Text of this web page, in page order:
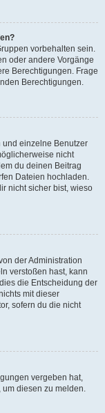
vorbehalten sein.
oder andere Vorgänge
Berechtigungen. Frage
Berechtigungen.
und einzelne Benutzer
nicht
du deinen Beitrag
Dateien hochladen.
nicht sicher bist, wieso
der Administration
verstoßen hast, kann
die Entscheidung der
mit dieser
sofern du die nicht
vergeben hat,
diesen zu melden.